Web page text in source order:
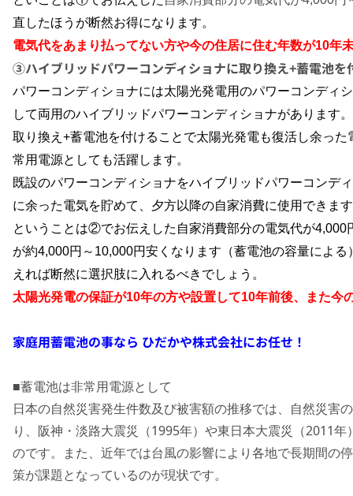
直したほうが断然お得になります。
電気代をあまり払ってない方や今の住居に住む年数が10年
③ハイブリッドパワーコンディショナに取り換え+蓄電池を
パワーコンディショナには太陽光発電用のパワーコンディ
して両用のハイブリッドパワーコンディショナがあります
取り換え +蓄電池を付けることで太陽光発電も復活し余っ
常用電源としても活躍します。
既設のパワーコンディショナをハイブリッドパワーコンデ
に余った電気を貯めて、夕方以降の自家消費に使用できま
ということは②でお伝えした自家消費部分の電気代が4,000
が約4,000円～ 10,000円安くなります（蓄電池の容量によ
えれば断然に選択肢に入れるべきでしょう。
太陽光発電の保証が10年の方や設置して10年前後、また今
家庭用蓄電池の事なら ひだかや株式会社にお任せ！
■蓄電池は非常用電源として
日本の自然災害発生件数及び被害額の推移では、自然災害
り、阪神・淡路大震災（1995年）や東日本大震災（2011
のです。また、近年では台風の影響により各地で長期間の
策が課題となっているのが現状です。